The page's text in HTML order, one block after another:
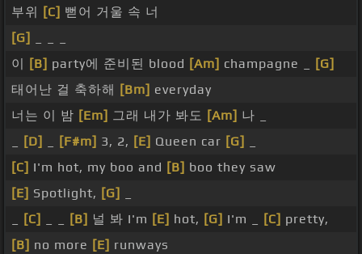
부위
[C] 뻗어 거울 속 너
[G]
이
[B] party에 준비된 blood [Am] champagne _
[G]
태어난 걸 축하해
[Bm] everyday
너는 이 밤 [Em] 그래 내가 봐도 [Am] 나 _
[D] [F#m] 3, 2, [E] Queen car [G]
[C] I'm hot, my boo and [B] boo they saw
[E] Spotlight, [G]
[C] [B] 널 봐 I'm [E] hot, [G] I'm _ [C] pretty,
[B] no more [E] runways